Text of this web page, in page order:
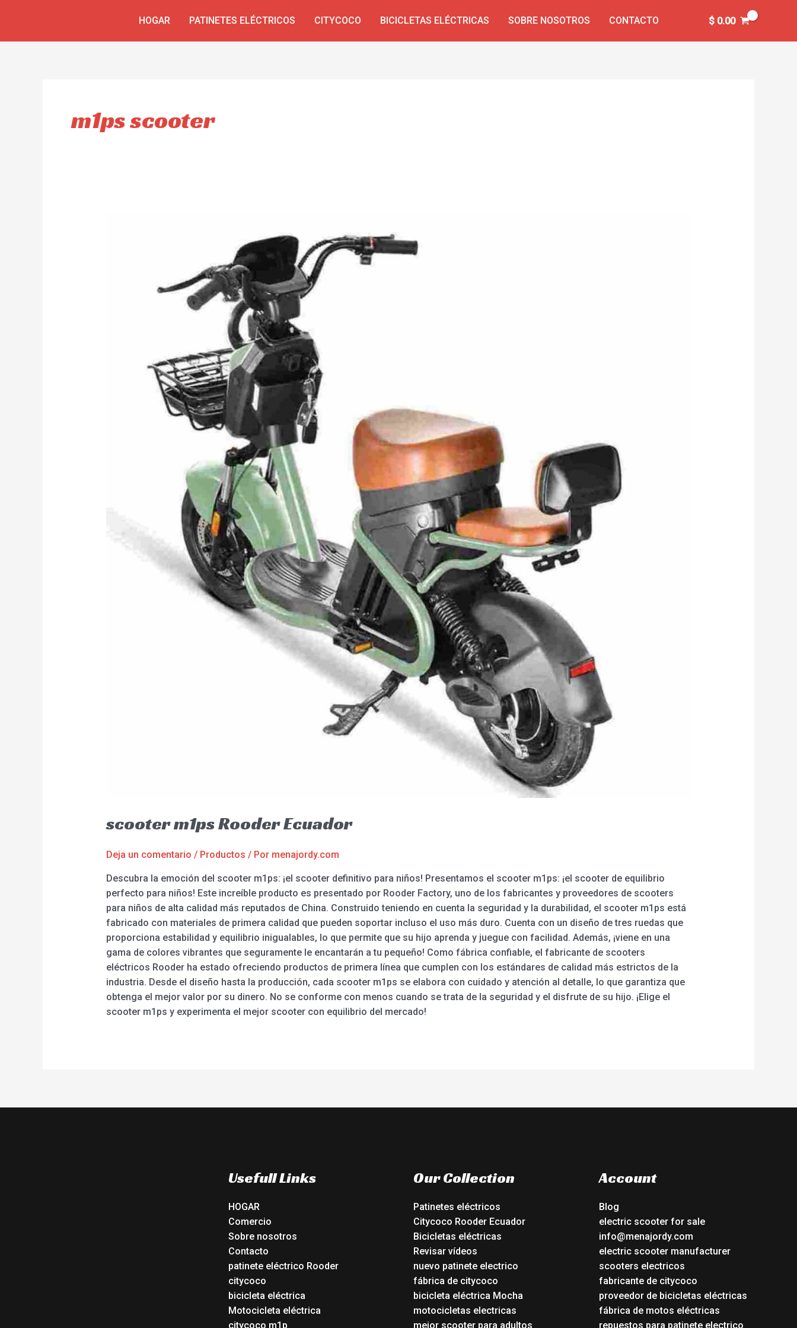
HOGAR PATINETES ELÉCTRICOS CITYCOCO BICICLETAS ELÉCTRICAS SOBRE NOSOTROS CONTACTO $0.00
m1ps scooter
scooter m1ps Rooder Ecuador
Deja un comentario / Productos / Por menajordy.com
Descubra la emoción del scooter m1ps: ¡el scooter definitivo para niños! Presentamos el scooter m1ps: ¡el scooter de equilibrio
perfecto para niños! Este increíble producto es presentado por Rooder Factory, uno de los fabricantes y proveedores de scooters
para niños de alta calidad más reputados de China. Construido teniendo en cuenta la seguridad y la durabilidad, el scooter m1ps está
fabricado con materiales de primera calidad que pueden soportar incluso el uso más duro. Cuenta con un diseño de tres ruedas que
proporciona estabilidad y equilibrio inigualables, lo que permite que su hijo aprenda y juegue con facilidad. Además, ¡viene en una
gama de colores vibrantes que seguramente le encantarán a tu pequeño! Como fábrica confiable, el fabricante de scooters
eléctricos Rooder ha estado ofreciendo productos de primera línea que cumplen con los estándares de calidad más estrictos de la
industria. Desde el diseño hasta la producción, cada scooter m1ps se elabora con cuidado y atención al detalle, lo que garantiza que
obtenga el mejor valor por su dinero. No se conforme con menos cuando se trata de la seguridad y el disfrute de su hijo. ¡Elige el
scooter m1ps y experimenta el mejor scooter con equilibrio del mercado!
Usefull Links
HOGAR
Comercio
Sobre nosotros
Contacto
patinete eléctrico Rooder
citycoco
bicicleta eléctrica
Motocicleta eléctrica
citycoco m1p
Our Collection
Patinetes eléctricos
Citycoco Rooder Ecuador
Bicicletas eléctricas
Revisar vídeos
nuevo patinete electrico
fábrica de citycoco
bicicleta eléctrica Mocha
motocicletas electricas
mejor scooter para adultos
Account
Blog
electric scooter for sale
info@menajordy.com
electric scooter manufacturer
scooters electricos
fabricante de citycoco
proveedor de bicicletas eléctricas
fábrica de motos eléctricas
repuestos para patinete electrico